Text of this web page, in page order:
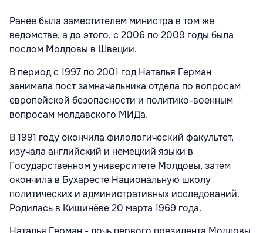
Ранее была заместителем министра в том же
ведомстве, а до этого, с 2006 по 2009 годы была
послом Молдовы в Швеции.
В период с 1997 по 2001 год Наталья Герман
занимала пост замначальника отдела по вопросам
европейской безопасности и политико-военным
вопросам молдавского МИДа.
В 1991 году окончила филологический факультет,
изучала английский и немецкий языки в
Государственном университете Молдовы, затем
окончила в Бухаресте Национальную школу
политических и административных исследований.
Родилась в Кишинёве 20 марта 1969 года.